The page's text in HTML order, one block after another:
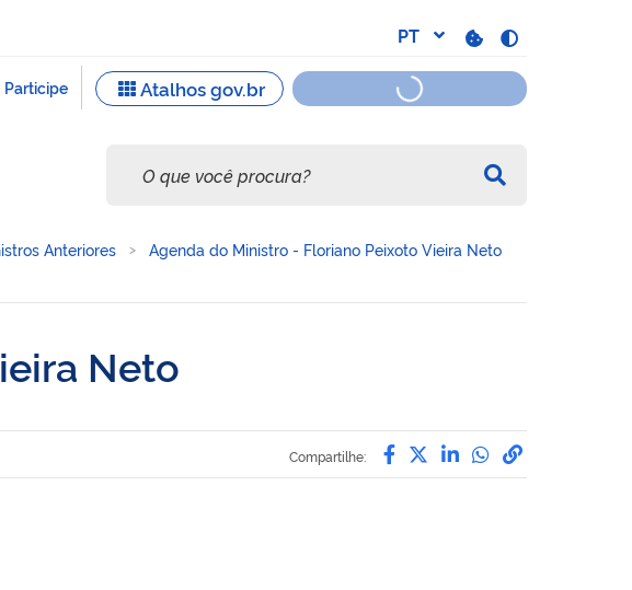
Anteriores
Agenda do Ministro - Floriano Peixoto Vieira Neto
Neto
Compartilhe: Compartilhe por
Compartilhe por
Compartilhe por
Compartilhe
link para